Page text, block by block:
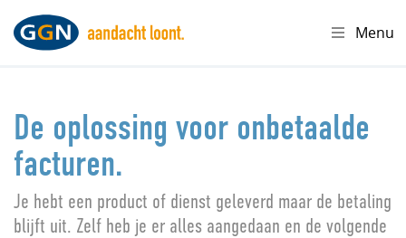
Menu
De oplossing voor onbetaalde
facturen.
Je hebt een product of dienst geleverd maar de betaling
blijft uit. Zelf heb je er alles aangedaan en de volgende